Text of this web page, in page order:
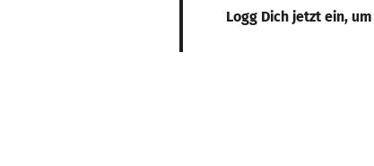
Logg Dich jetzt ein,